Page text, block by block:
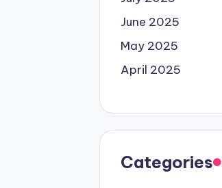
June 2025
May 2025
April 2025
Categories